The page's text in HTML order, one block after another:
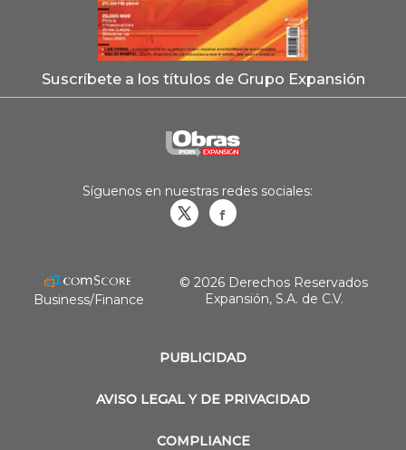
Suscríbete a los títulos de Grupo Expansión
PUBLICIDAD
AVISO LEGAL Y DE PRIVACIDAD
COMPLIANCE
Síguenos en nuestras redes sociales:
Business/Finance
© 2026 Derechos Reservados
Expansión, S.A. de C.V.